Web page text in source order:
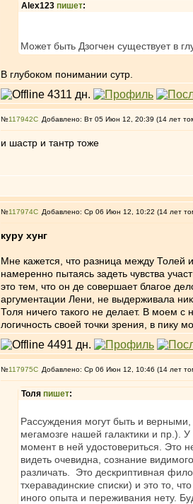
Alex123 пишет:
Может быть Дзогчен существует в
В глубоком понимании сутр.
№117942 Добавлено: Вт 05 Июн 12, 20:39 (14 лет
и шастр и тантр тоже
№117974 Добавлено: Ср 06 Июн 12, 10:22 (14 лет
куру хунг
Мне кажется, что разница между Толей
намеренно пытаясь задеть чувства
это тем, что он де совершает благое
аргументации Лени, не выдерживала
Толя ничего такого не делает. В моем с
логичность своей точки зрения, в
№117975 Добавлено: Ср 06 Июн 12, 10:46 (14 лет
Толя пишет:
Рассуждения могут быть и
мегамозге нашей галактики и пр.).
момент в ней удостовериться. Это
видеть очевидна, сознание
различать. Это дескриптивная
тхеравадинские списки) и это то,
иного опыта и переживания нету.